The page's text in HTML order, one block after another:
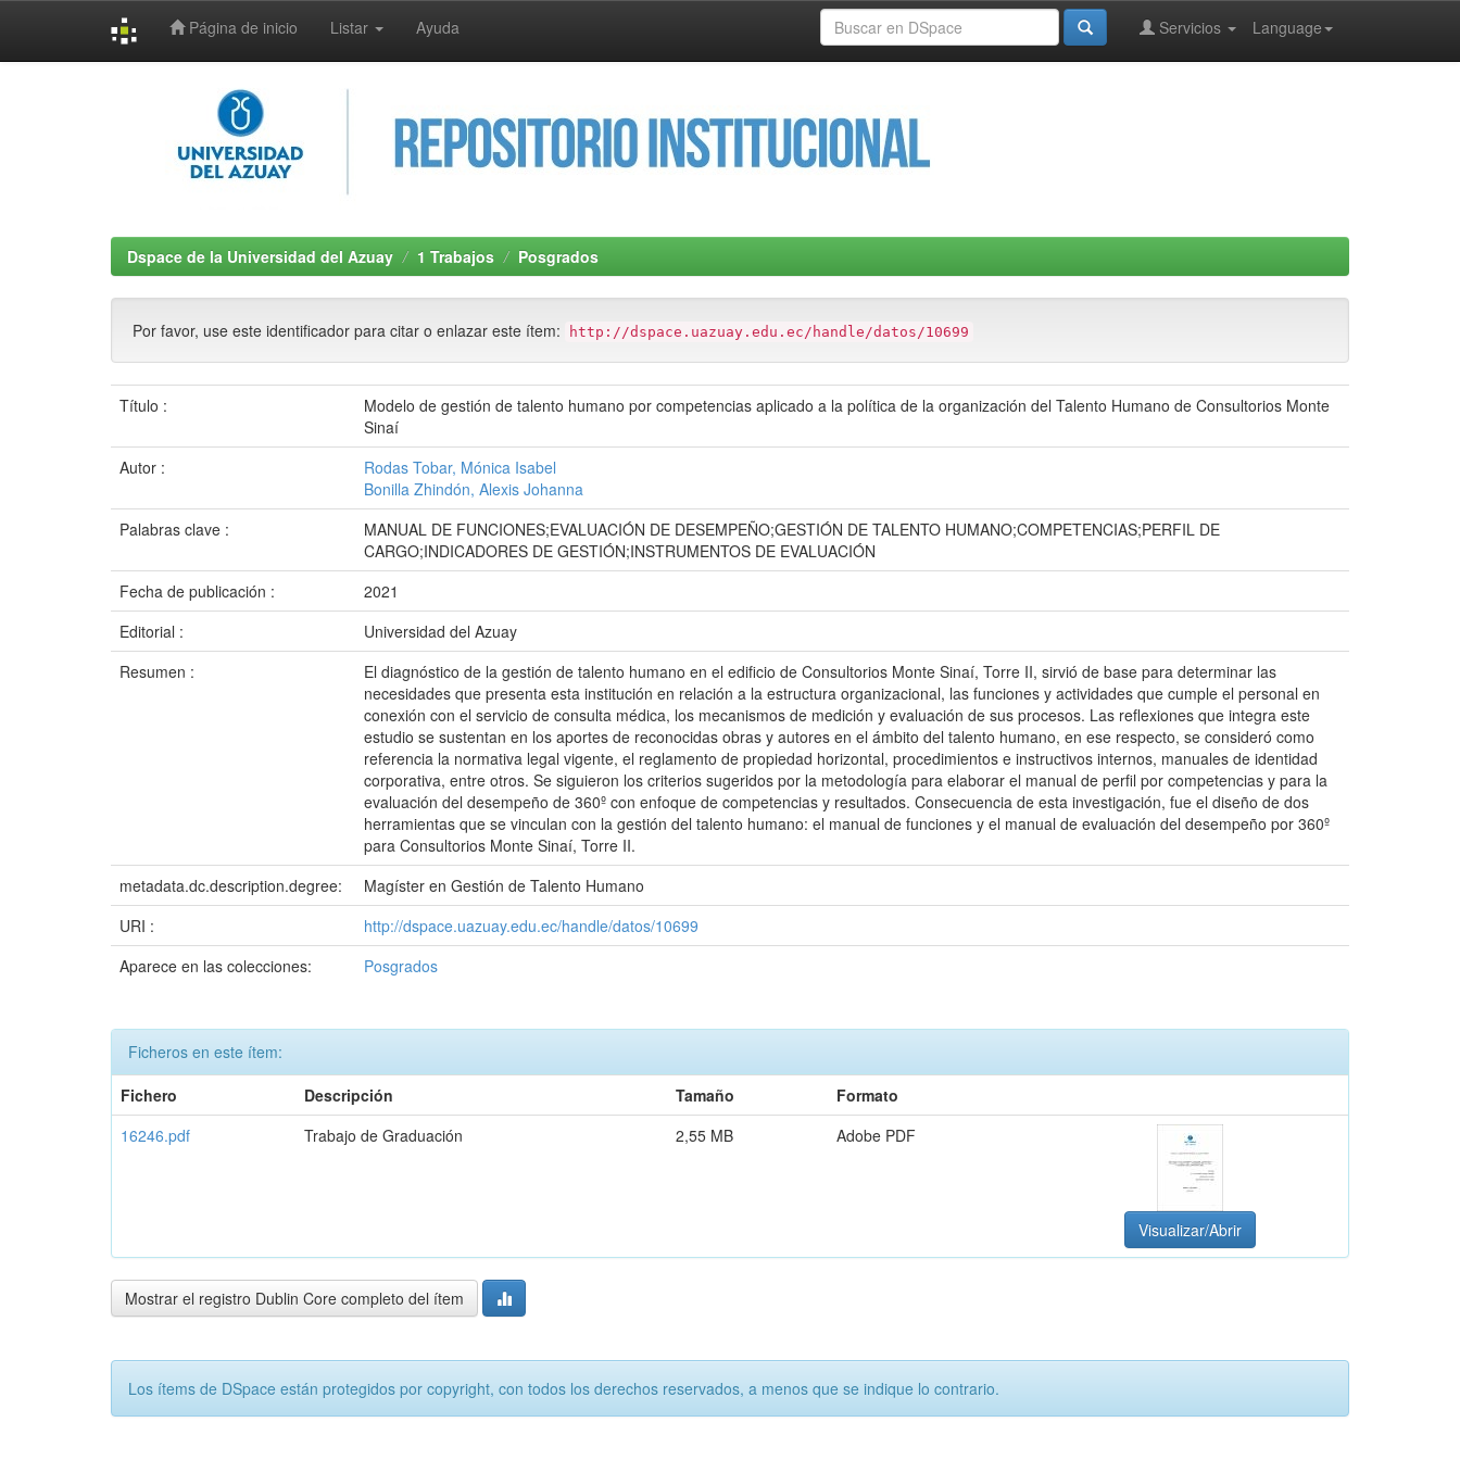
Página de inicio Listar Ayuda Language
Servicios
Dspace de la Universidad del Azuay 1 Trabajos Posgrados
Por favor, use este identificador para citar o enlazar este ítem: http://dspace.uazuay.edu.ec/handle/datos/10699
Título :
Modelo de gestión de talento humano por competencias aplicado a la política de la organización del Talento Humano de Consultorios Monte
Sinaí
Autor :
Rodas Tobar, Mónica Isabel
Bonilla Zhindón, Alexis Johanna
Palabras clave :
MANUAL DE FUNCIONES;EVALUACIÓN DE DESEMPEÑO;GESTIÓN DE TALENTO HUMANO;COMPETENCIAS;PERFIL DE
CARGO;INDICADORES DE GESTIÓN;INSTRUMENTOS DE EVALUACIÓN
Fecha de publicación :
2021
Editorial :
Universidad del Azuay
Resumen :
El diagnóstico de la gestión de talento humano en el edificio de Consultorios Monte Sinaí, Torre II, sirvió de base para determinar las
necesidades que presenta esta institución en relación a la estructura organizacional, las funciones y actividades que cumple el personal en
conexión con el servicio de consulta médica, los mecanismos de medición y evaluación de sus procesos. Las reflexiones que integra este
estudio se sustentan en los aportes de reconocidas obras y autores en el ámbito del talento humano, en ese respecto, se consideró como
referencia la normativa legal vigente, el reglamento de propiedad horizontal, procedimientos e instructivos internos, manuales de identidad
corporativa, entre otros. Se siguieron los criterios sugeridos por la metodología para elaborar el manual de perfil por competencias y para la
evaluación del desempeño de 360º con enfoque de competencias y resultados. Consecuencia de esta investigación, fue el diseño de dos
herramientas que se vinculan con la gestión del talento humano: el manual de funciones y el manual de evaluación del desempeño por 360º
para Consultorios Monte Sinaí, Torre II.
metadata.dc.description.degree:
Magíster en Gestión de Talento Humano
URI :
http://dspace.uazuay.edu.ec/handle/datos/10699
Aparece en las colecciones:
Posgrados
Ficheros en este ítem:
Fichero
Descripción Tamaño
Formato
16246.pdf
Trabajo de Graduación 2,55 MB Adobe PDF
Visualizar/Abrir
Mostrar el registro Dublin Core completo del ítem
Los ítems de DSpace están protegidos por copyright, con todos los derechos reservados, a menos que se indique lo contrario.